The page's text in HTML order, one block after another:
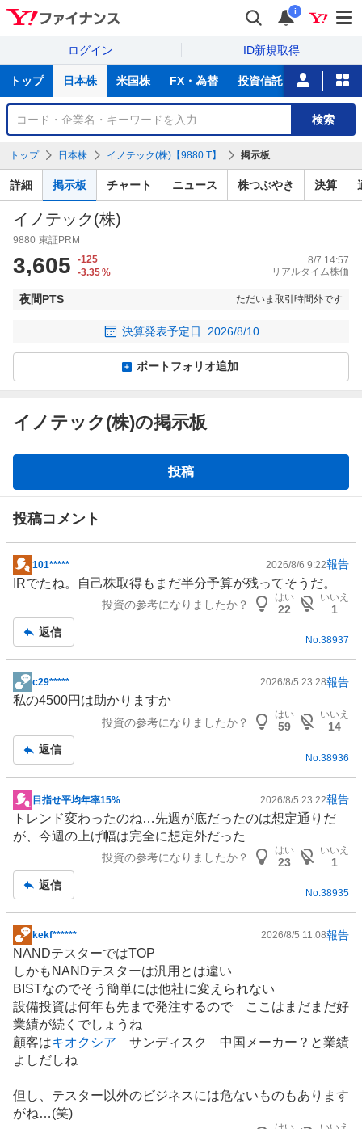
i
ログイン ID新規取得
サ
トップ 日本株 米国株 FX・為替 投資信託 ニュース
銘
検
索
検索
トップ 日本株 イノテック(株)【9880.T】 掲示板
詳細 掲示板 チャート ニュース 株つぶやき 決算
イノテック(株)
9880 東証PRM
3,605
-125
-3.35%
8/7 14:57
リアルタイム株価
夜間PTS ただいま取引時間外です
決算発表予定日 2026/8/10
ポートフォリオ追加
イノテック(株)の掲示板
板
投稿
投稿コメント
掲
示
事
101***** 2026/8/6 9:22報告
IRでたね。自己株取得もまだ半分予算が残ってそうだ。
投資の参考になりましたか？
はい
22
いいえ
1
返信
No.38937
掲
示
事
c29***** 2026/8/5 23:28報告
私の4500円は助かりますか
投資の参考になりましたか？
はい
59
いいえ
14
返信
No. 38936
掲
示
板
目指せ平均年率15% 2026/8/5 23:22報告
トレンド変わったのね…先週が底だったのは想定通りだ
が、今週の上げ幅は完全に想定外だった
投資の参考になりましたか？
はい
23
いいえ
1
返信
No.38935
掲
示
板
記
事
kekf****** 2026/8/5 11:08報告
NANDテスターではTOP
しかもNANDテスターは汎用とは違い
BISTなのでそう簡単には他社に変えられない
設備投資は何年も先まで発注するので ここはまだまだ好
業績が続くでしょうね
顧客はキオクシア サンディスク 中国メーカー？と業績
よしだしね
但し、テスター以外のビジネスには危ないものもあります
がね…(笑)